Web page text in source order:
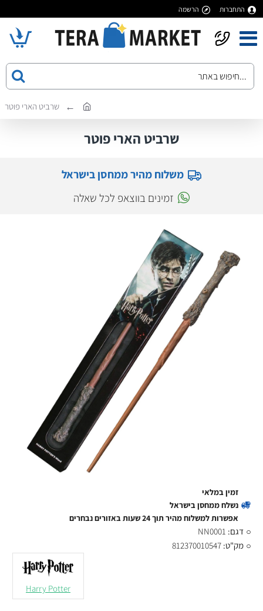
התחברות הרשמה
שרביט הארי פוטר
שרביט הארי פוטר
משלוח מהיר ממחסן בישראל
זמינים בווצאפ לכל שאלה
זמין במלאי
נשלח ממחסן בישראל
אפשרות למשלוח מהיר תוך 24 שעות באזורים נבחרים
דגם: NN0001
מק"ט: 812370010547
Harry Potter